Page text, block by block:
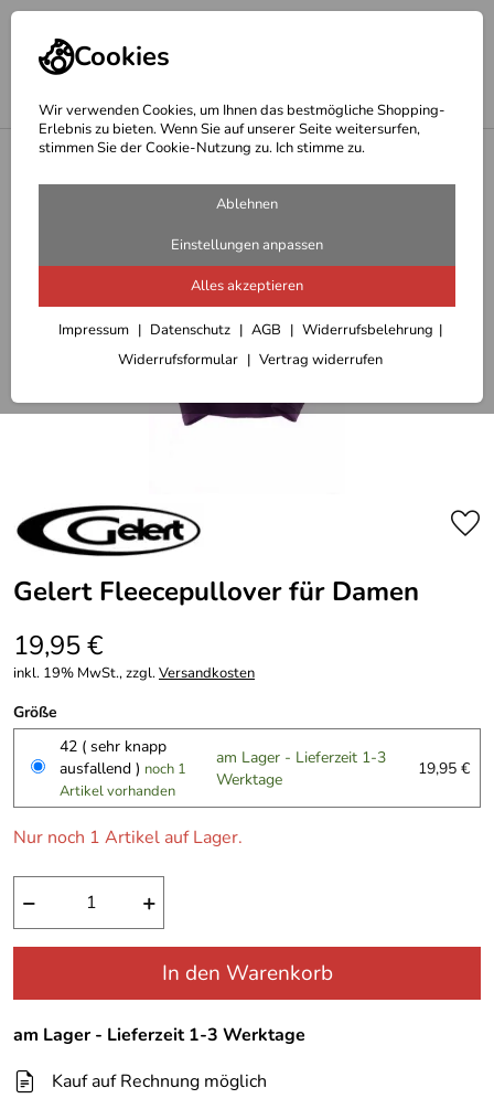
Cookies
Wir verwenden Cookies, um Ihnen das bestmögliche Shopping-
Erlebnis zu bieten. Wenn Sie auf unserer Seite weitersurfen,
stimmen Sie der Cookie-Nutzung zu. Ich stimme zu.
Ablehnen
Einstellungen anpassen
Alles akzeptieren
Impressum Datenschutz AGB
Widerrufsbelehrung
Widerrufsformular
Vertrag widerrufen
Outdoor Fleecejacken Fleecepullover Damen
Gelert Fleecepullover für Damen
19,95 €
inkl. 19% MwSt., zzgl.Versandkosten
Größe
42 ( sehr knapp
ausfallend ) noch 1
Artikel vorhanden
am Lager - Lieferzeit 1-3
Werktage
19,95 €
Nur noch 1 Artikel auf Lager.
− +
In den Warenkorb
am Lager - Lieferzeit 1-3 Werktage
Kauf auf Rechnung möglich